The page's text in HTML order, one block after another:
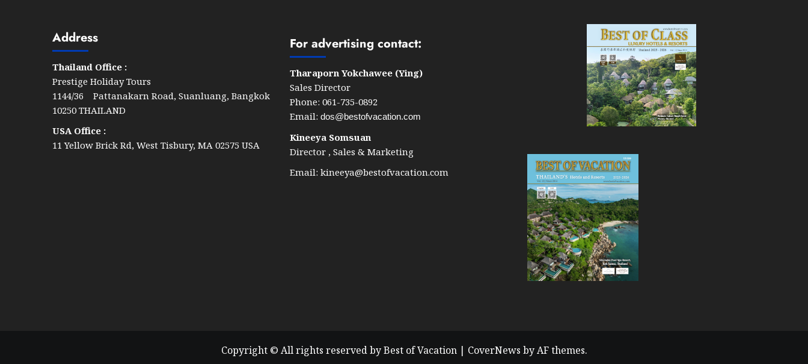
Address
Thailand Office :
Prestige Holiday Tours
1144/36 Pattanakarn Road, Suanluang, Bangkok
10250 THAILAND
USA Office :
11 Yellow Brick Rd, West Tisbury, MA 02575 USA
For advertising contact:
Tharaporn Yokchawee (Ying)
Sales Director
Phone: 061-735-0892
Email: dos@bestofvacation.com
Kineeya Somsuan
Director , Sales & Marketing
Email: kineeya@bestofvacation.com
Copyright © All rights reserved by Best of Vacation | CoverNews by AF themes.